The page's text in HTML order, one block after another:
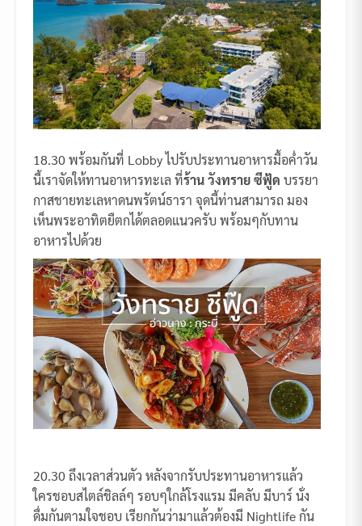
18.30 พร้อมกันที่ Lobby ไปรับประทานอาหารมื้อค่ำวัน
นี้เราจัดให้ทานอาหารทะเล ที่ร้าน วังทราย ซีฟู้ด บรรยา
กาสชายทะเลหาดนพรัตน์ธารา จุดนี้ท่านสามารถ มอง
เห็นพระอาทิตยืตกได้ตลอดแนวครับ พร้อมๆกับทาน
อาหารไปด้วย
20.30 ถึงเวลาส่วนตัว หลังจากรับประทานอาหารแล้ว
ใครชอบสไตล์ชิลล์ๆ รอบๆใกล้โรงแรม มีคลับ มีบาร์ นั่ง
ดื่มกันตามใจชอบ เรียกกันว่ามาแล้วต้องมี Nightlife กัน